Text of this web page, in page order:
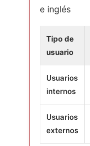
e inglés
Tipo de
usuario
Usuarios
internos
Usuarios
externos